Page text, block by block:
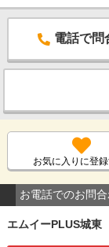
電話で問
お気に入りに登
お電話でのお問
エムイーPLUS城東